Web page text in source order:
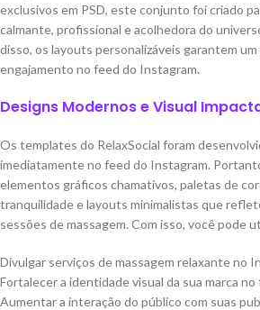
exclusivos em PSD, este conjunto foi criado
calmante, profissional e acolhedora do
disso, os layouts personalizáveis garantem
engajamento no feed do Instagram.
Designs Modernos e Visual
Os templates do RelaxSocial foram
imediatamente no feed do Instagram.
elementos gráficos chamativos, paletas de
tranquilidade e layouts minimalistas que
sessões de massagem. Com isso, você pode
Divulgar serviços de massagem relaxante no
Fortalecer a identidade visual da sua marca
Aumentar a interação do público com suas